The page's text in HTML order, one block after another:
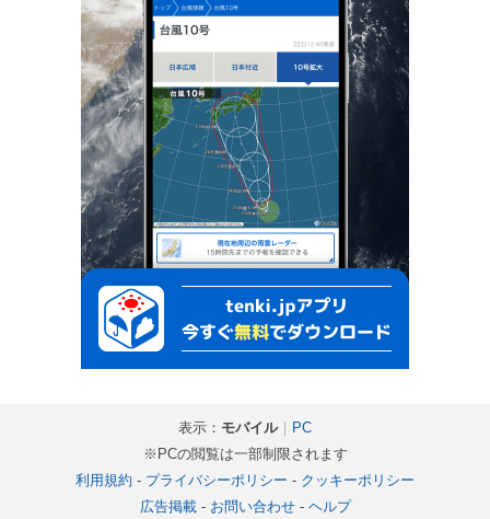
表示： モバイル｜ PC
※PCの閲覧は一部制限されます
利用規約 - プライバシーポリシー - クッキーポリシー
広告掲載- お問い合わせ- ヘルプ